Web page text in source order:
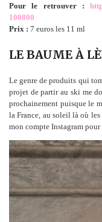
Pour le retrouver :
100800
Prix : 7 euros les 11 ml
LE BAUME À
Le genre de produits qui
projet de partir au ski me
prochainement puisque le
la France, au soleil là où
mon compte Instagram pour